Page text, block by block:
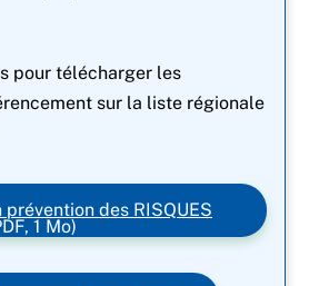
pour télécharger les
sur la liste régionale
prévention des RISQUES
1 Mo)